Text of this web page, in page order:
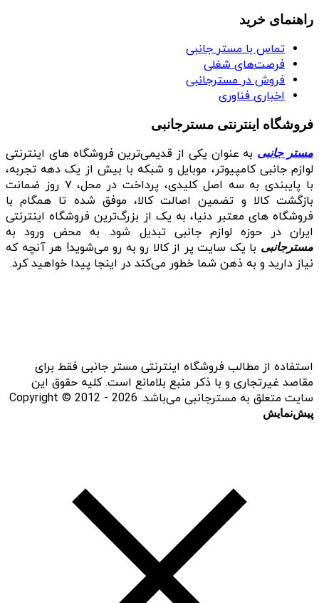
راهنمای خرید
تماس با مستر جانبی
فرصت‌های شغلی
فروش در مسترجانبی
اخباری فناوری
فروشگاه اینترنتی مسترجانبی
مستر جانبی به عنوان یکی از قدیمی‌ترین فروشگاه های اینترنتی
لوازم جانبی کامپیوتر، موبایل و شبکه با بیش از یک دهه تجربه،
با پایبندی به سه اصل کلیدی، پرداخت در محل، ۷ روز ضمانت
بازگشت کالا و تضمین اصالت کالا، موفق شده تا همگام با
فروشگاه‌ های معتبر دنیا، به یک از بزرگ‌ترین فروشگاه اینترنتی
ایران در حوزه لوازم جانبی تبدیل شود. به محض ورود به
مسترجانبی با یک سایت پر از کالا رو به رو می‌شوید! هر آنچه که
نیاز دارید و به ذهن شما خطور می‌کند در اینجا پیدا خواهید کرد.
استفاده از مطالب فروشگاه اینترنتی مستر جانبی فقط برای
مقاصد غیرتجاری و با ذکر منبع بلامانع است. کلیه حقوق این
سایت متعلق به مسترجانبی می‌باشد. Copyright © 2012 - 2026
پیش‌نمایش